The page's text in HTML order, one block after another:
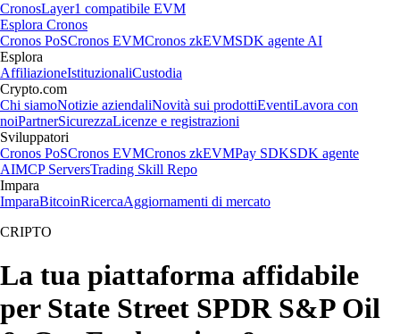
CronosLayer1 compatibile EVM
Esplora Cronos
Cronos PoSCronos EVMCronos zkEVMSDK agente AI
Esplora
AffiliazioneIstituzionaliCustodia
Crypto.com
Chi siamoNotizie aziendaliNovità sui prodottiEventiLavora con
noiPartnerSicurezzaLicenze e registrazioni
Sviluppatori
Cronos PoSCronos EVMCronos zkEVMPay SDKSDK agente
AIMCP ServersTrading Skill Repo
Impara
ImparaBitcoinRicercaAggiornamenti di mercato
CRIPTO
La tua piattaforma affidabile
per State Street SPDR S&P Oil